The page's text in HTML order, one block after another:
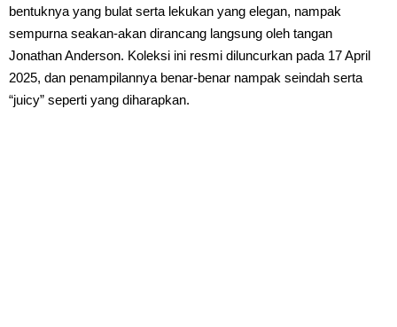
bentuknya yang bulat serta lekukan yang elegan, nampak
sempurna seakan-akan dirancang langsung oleh tangan
Jonathan Anderson. Koleksi ini resmi diluncurkan pada 17 April
2025, dan penampilannya benar-benar nampak seindah serta
“juicy” seperti yang diharapkan.